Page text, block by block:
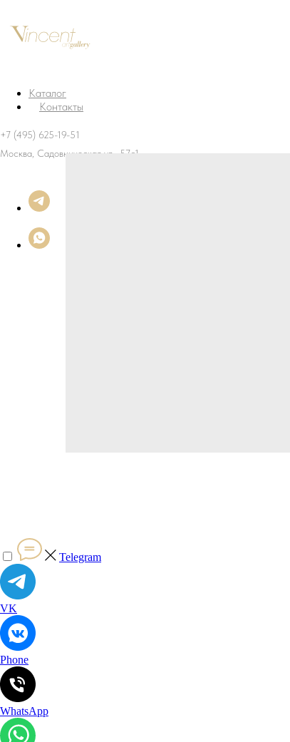
Каталог
Контакты
+7 (495) 625-19-51
Москва, Садовническая ул., 57с1
Telegram
VK
Phone
WhatsApp